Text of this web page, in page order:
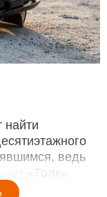
найти
ведь
«Толк».